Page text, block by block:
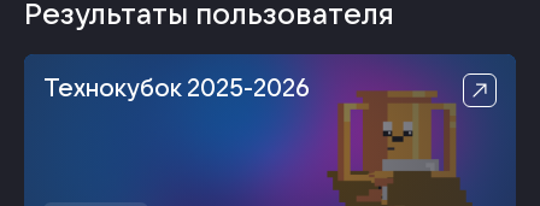
Результаты пользователя
Технокубок 2025-2026